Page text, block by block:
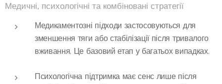
Медичні, психологічні та комбіновані стратегії
Медикаментозні підходи застосовуються для
зменшення тяги або стабілізації після тривалого
вживання. Це базовий етап у багатьох випадках.
Психологічна підтримка має сенс лише після